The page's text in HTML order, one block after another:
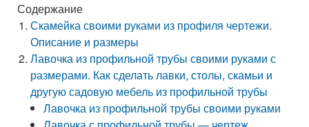
Содержание
Скамейка своими руками из профиля чертежи.
Описание и размеры
Лавочка из профильной трубы своими руками с
размерами. Как сделать лавки, столы, скамьи и
другую садовую мебель из профильной трубы
Лавочка из профильной трубы своими руками